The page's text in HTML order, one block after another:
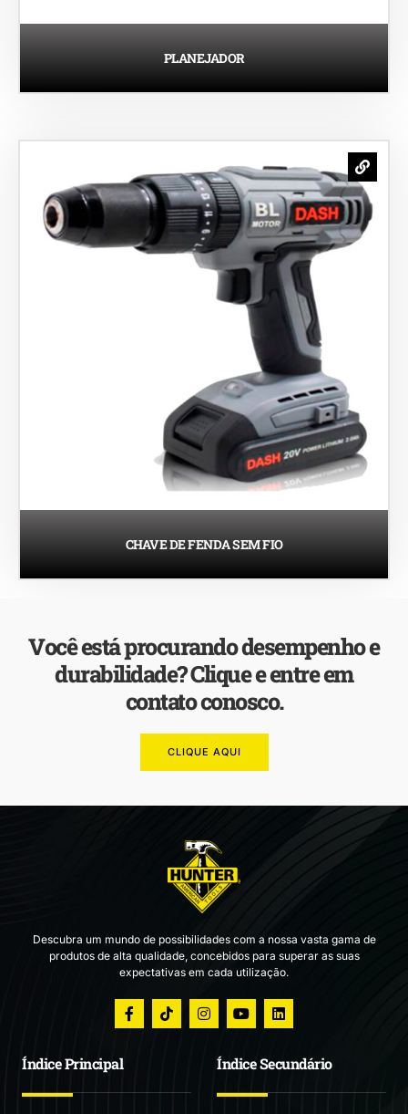
PLANEJADOR
CHAVE DE FENDA SEM FIO
Você está procurando desempenho e
durabilidade? Clique e entre em
contato conosco.
CLIQUE AQUI
Descubra um mundo de possibilidades com a nossa vasta gama de
produtos de alta qualidade, concebidos para superar as suas
expectativas em cada utilização.
Índice Principal Índice Secundário